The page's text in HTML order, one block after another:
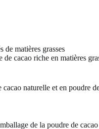
de matières grasses
cacao riche en matières
naturelle et en poudre
de la poudre de